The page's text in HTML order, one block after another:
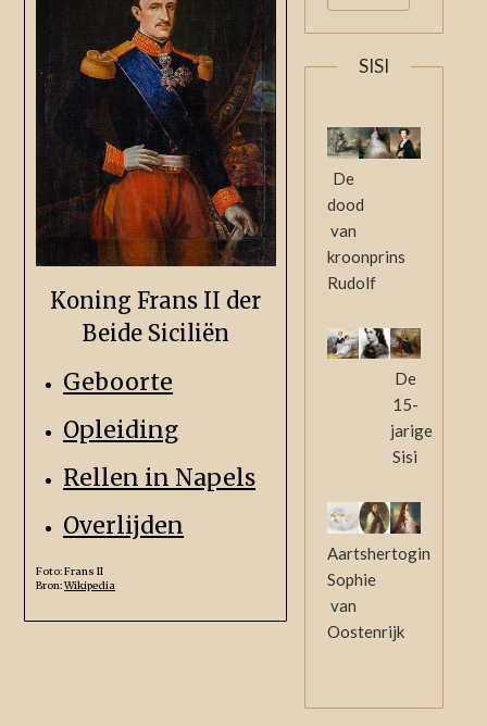
Koning Frans II der
Beide Siciliën
Geboorte
Opleiding
Rellen in Napels
Overlijden
Foto: Frans II
Bron:Wikipedia
SISI
De
dood
van
kroonprins
Rudolf
De
15-
jarige
Sisi
Aartshertogin
Sophie
van
Oostenrijk